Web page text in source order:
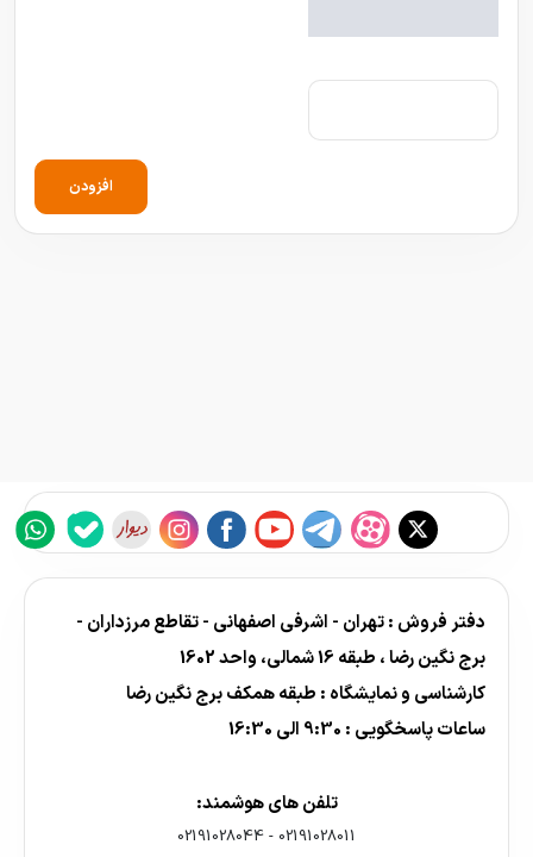
افزودن
دفتر فروش : تهران - اشرفی اصفهانی - تقاطع مرزداران -
برج نگین رضا ، طبقه 16 شمالی، واحد 1602
کارشناسی و نمایشگاه : طبقه همکف برج نگین رضا
ساعات پاسخگویی : 9:30 الی 16:30
تلفن های هوشمند:
02191028011
-
02191028044